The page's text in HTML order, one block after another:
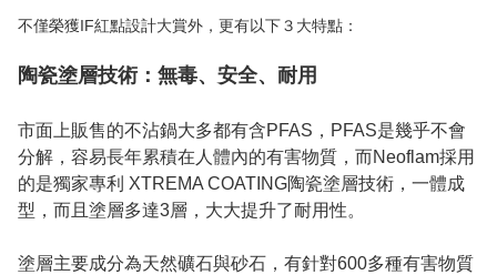
不僅榮獲IF紅點設計大賞外，更有以下３大特點：
陶瓷塗層技術：無毒、安全、耐用
市面上販售的不沾鍋大多都有含PFAS，PFAS是幾乎不會
分解，容易長年累積在人體內的有害物質，而Neoflam採用
的是獨家專利 XTREMA COATING陶瓷塗層技術，一體成
型，而且塗層多達3層，大大提升了耐用性。
塗層主要成分為天然礦石與砂石，有針對600多種有害物質